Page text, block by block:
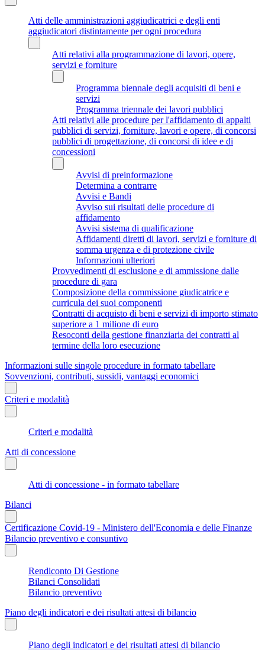
Atti delle amministrazioni aggiudicatrici e degli enti
aggiudicatori distintamente per ogni procedura
Atti relativi alla programmazione di lavori, opere,
servizi e forniture
Programma biennale degli acquisiti di beni e
servizi
Programma triennale dei lavori pubblici
Atti relativi alle procedure per l'affidamento di appalti
pubblici di servizi, forniture, lavori e opere, di concorsi
pubblici di progettazione, di concorsi di idee e di
concessioni
Avvisi di preinformazione
Determina a contrarre
Avvisi e Bandi
Avviso sui risultati delle procedure di
affidamento
Avvisi sistema di qualificazione
Affidamenti diretti di lavori, servizi e forniture di
somma urgenza e di protezione civile
Informazioni ulteriori
Provvedimenti di esclusione e di ammissione dalle
procedure di gara
Composizione della commissione giudicatrice e
curricula dei suoi componenti
Contratti di acquisto di beni e servizi di importo stimato
superiore a 1 milione di euro
Resoconti della gestione finanziaria dei contratti al
termine della loro esecuzione
Informazioni sulle singole procedure in formato tabellare
Sovvenzioni, contributi, sussidi, vantaggi economici
Criteri e modalità
Criteri e modalità
Atti di concessione
Atti di concessione - in formato tabellare
Bilanci
Certificazione Covid-19 - Ministero dell'Economia e delle Finanze
Bilancio preventivo e consuntivo
Rendiconto Di Gestione
Bilanci Consolidati
Bilancio preventivo
Piano degli indicatori e dei risultati attesi di bilancio
Piano degli indicatori e dei risultati attesi di bilancio